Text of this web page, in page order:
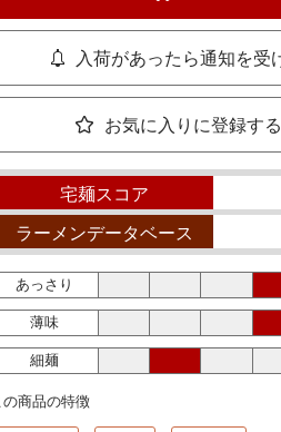
入荷があったら通知を受
お気に入りに登録す
宅麺スコア
ラーメンデータベース
あっさり
薄味
細麺
の商品の特徴